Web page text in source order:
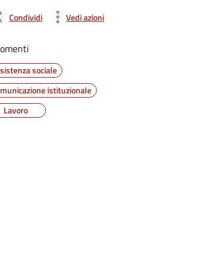
Condividi Vedi azioni
sociale
istituzionale
Lavoro